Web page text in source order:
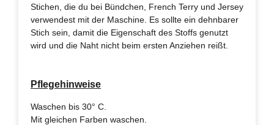
Stichen, die du bei Bündchen, French Terry und Jersey
verwendest mit der Maschine. Es sollte ein dehnbarer
Stich sein, damit die Eigenschaft des Stoffs genutzt
wird und die Naht nicht beim ersten Anziehen reißt.
Pflegehinweise
Waschen bis 30° C.
Mit gleichen Farben waschen.